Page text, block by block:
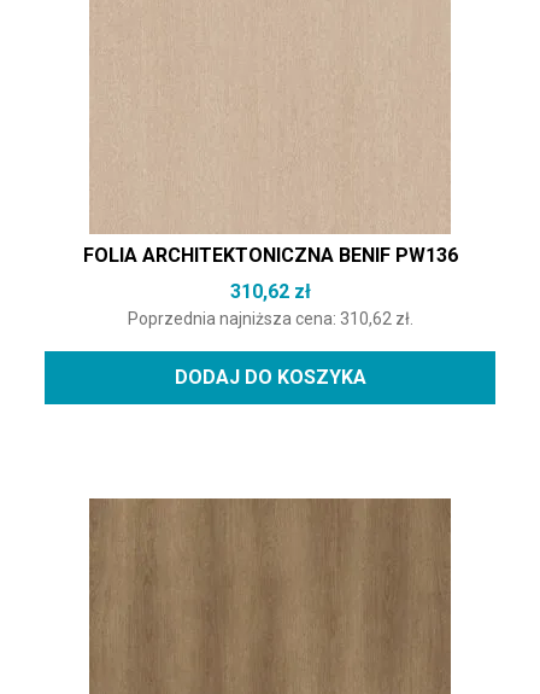
FOLIA ARCHITEKTONICZNA BENIF PW136
310,62 zł
Poprzednia najniższa cena: 310,62 zł.
DODAJ DO KOSZYKA